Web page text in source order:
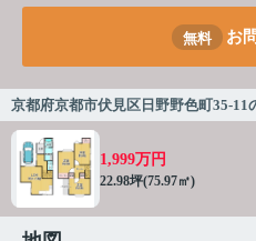
無料 お
京都府京都市伏見区日野野色町35-11
1,999万円
22.98坪(75.97㎡)